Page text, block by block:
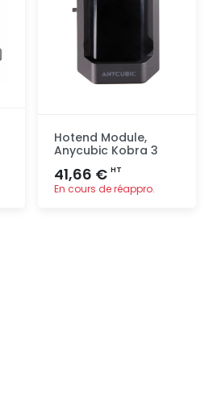
Hotend Module,
Anycubic Kobra 3
41,66 €HT
En cours de réappro.